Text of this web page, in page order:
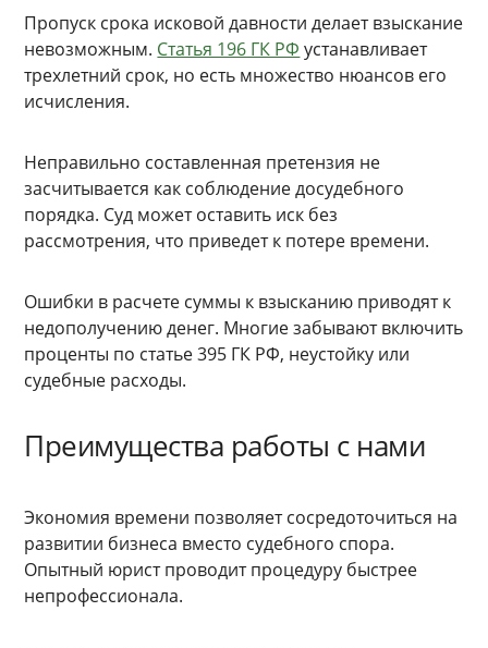
Пропуск срока исковой давности делает взыскание
невозможным. Статья 196 ГК РФ устанавливает
трехлетний срок, но есть множество нюансов его
исчисления.
Неправильно составленная претензия не
засчитывается как соблюдение досудебного
порядка. Суд может оставить иск без
рассмотрения, что приведет к потере времени.
Ошибки в расчете суммы к взысканию приводят к
недополучению денег. Многие забывают включить
проценты по статье 395 ГК РФ, неустойку или
судебные расходы.
Преимущества работы с нами
Экономия времени позволяет сосредоточиться на
развитии бизнеса вместо судебного спора.
Опытный юрист проводит процедуру быстрее
непрофессионала.